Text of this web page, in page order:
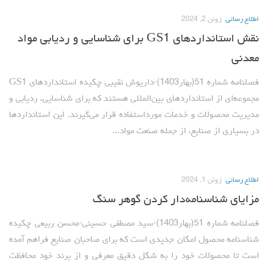
اطلاع رسانی ژوئن 2, 2024
نقش استانداردهای GS1 برای شناسایی و ردیابی مواد
معدنی
فصلنامه شماره 51(بهار1403)-داریوش نقیبی چکیده استانداردهای GS1
مجموعه‌ای از استانداردهای بین‌المللی هستند که برای شناسایی، ردیابی و
مدیریت محصولات و خدمات مورداستفاده قرار می‌گیرند. این استانداردها
در بسیاری از صنایع، از جمله صنعت مواد...
اطلاع رسانی ژوئن 1, 2024
مزایای شناسنامه‌دار کردن گوهر سنگ
فصلنامه شماره 51(بهار1403)-سید مصطفی حسینی-محسن ربیعی چکیده
شناسنامه محصول امکان جدیدی است که برای صاحبان صنایع فراهم آمده
است تا محصولات خود را به شکل دقیق معرفی و از برند خود محافظت